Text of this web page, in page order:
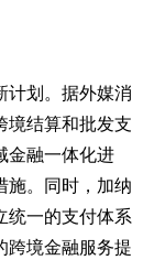
计划。据外媒消
境结算和批发支
金融一体化进
施。同时，加纳
统一的支付体系
跨境金融服务提